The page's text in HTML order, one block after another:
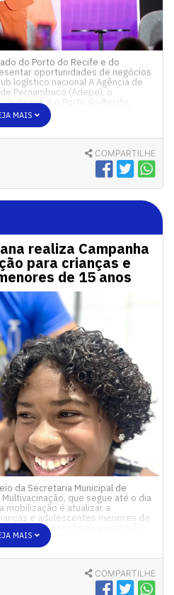
do Porto do Recife e do
oportunidades de negócios
logístico nacional A Agência de
Pernambuco (Adepe), o
Suape e o Porto do Recife,
Econômico do Recife
MAIS
COMPARTILHE
realiza Campanha
para crianças e
de 15 anos
da Secretaria Municipal de
que segue até o dia
mobilização é atualizar a
e adolescentes menores de
vacinal e garantindo a proteção
doenças. […]
MAIS
COMPARTILHE